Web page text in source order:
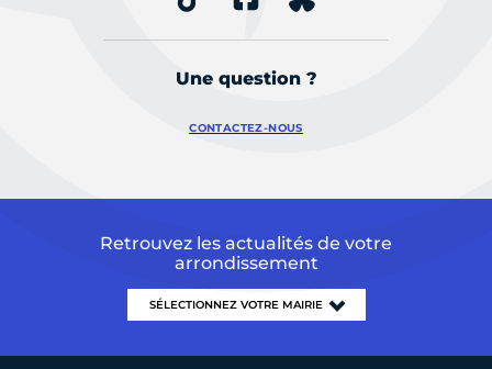
Une question ?
CONTACTEZ-NOUS
Retrouvez les actualités de votre
arrondissement